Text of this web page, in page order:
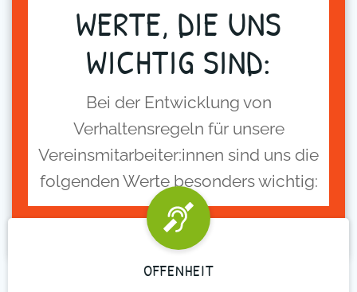
WERTE, DIE UNS
WICHTIG SIND:
Bei der Entwicklung von
Verhaltensregeln für unsere
Vereinsmitarbeiter:innen sind uns die
folgenden Werte besonders wichtig:
OFFENHEIT